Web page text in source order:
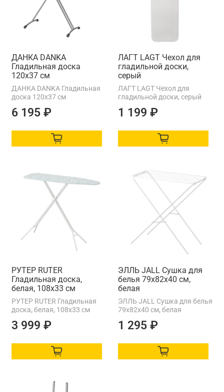
ДАНКА DANKA
Гладильная доска
120x37 см
ДАНКА DANKA Гладильная
доска 120x37 см
6 195 ₽
ЛАГТ LAGT Чехол для
гладильной доски,
серый
ЛАГТ LAGT Чехол для
гладильной доски, серый
1 199 ₽
РУТЕР RUTER
Гладильная доска,
белая, 108x33 см
РУТЕР RUTER Гладильная
доска, белая, 108x33 см
3 999 ₽
ЭЛЛЬ JALL Сушка для
белья 79х82х40 см,
белая
ЭЛЛЬ JALL Сушка для белья
79х82х40 см, белая
1 295 ₽